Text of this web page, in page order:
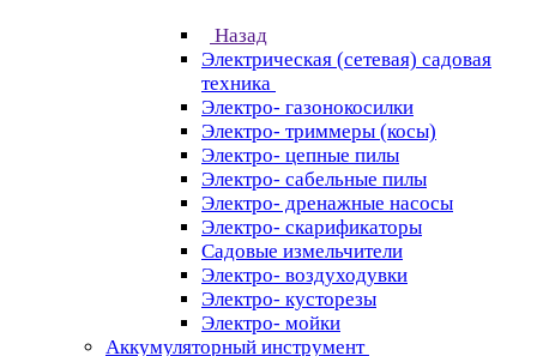
Назад
Электрическая (сетевая) садовая
техника
Электро- газонокосилки
Электро- триммеры (косы)
Электро- цепные пилы
Электро- сабельные пилы
Электро- дренажные насосы
Электро- скарификаторы
Садовые измельчители
Электро- воздуходувки
Электро- кусторезы
Электро- мойки
Аккумуляторный инструмент